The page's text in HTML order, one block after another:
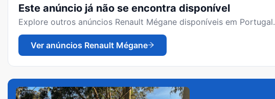
Este anúncio já não se encontra disponível
Explore outros anúncios Renault Mégane disponíveis em Portugal.
Ver anúncios Renault Mégane